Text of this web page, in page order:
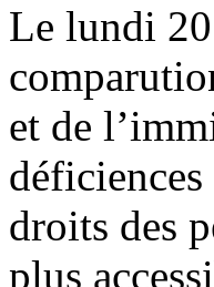
Le lundi
et de
droits des
plus